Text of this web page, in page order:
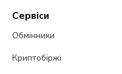
Сервіси
Обмінники
Криптобіржі